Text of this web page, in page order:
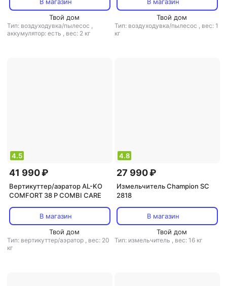
Твой дом
Тип: воздуходувка/пылесос ,
аккумулятор: есть , вес: 2 кг
Твой дом
Тип: воздуходувка/пылесос , вес: 1
кг
4.5
41 990 ₽
Вертикуттер/аэратор AL-KO
COMFORT 38 P COMBI CARE
В магазин
Твой дом
Тип: вертикуттер/аэратор , вес: 20
кг
4.8
27 990 ₽
Измельчитель Champion SC
2818
В магазин
Твой дом
Тип: измельчитель , вес: 16 кг